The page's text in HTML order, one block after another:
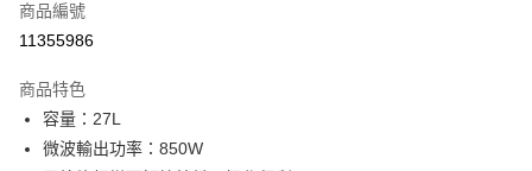
信用卡分期付款
合作金庫商業銀行
華南商業銀行
上海商業儲蓄銀行
6 期 0 利率 每期
華南商業銀行
12 期 0 利率 每期
商品編號
11355986
商品特色
容量：27L
微波輸出功率：850W